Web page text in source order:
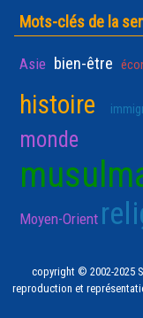
Mots-clés de la
Asie bien-être
histoire
monde
Moyen-Orient
copyright © 2002-2025
reproduction et